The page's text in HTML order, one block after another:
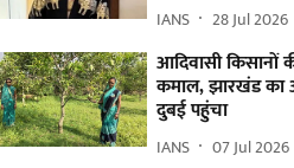
IANS 28 Jul 2026
आदिवासी किसानों
कमाल, झारखंड का
दुबई पहुंचा
IANS 07 Jul 2026